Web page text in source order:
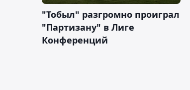
"Тобыл" разгромно проиграл
"Партизану" в Лиге
Конференций